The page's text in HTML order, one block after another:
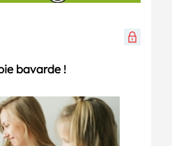
bavarde !